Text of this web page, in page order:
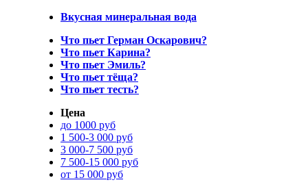
Вкусная минеральная вода
Что пьет Герман Оскарович?
Что пьет Карина?
Что пьет Эмиль?
Что пьет тёща?
Что пьет тесть?
Цена
до 1000 руб
1 500-3 000 руб
3 000-7 500 руб
7 500-15 000 руб
от 15 000 руб